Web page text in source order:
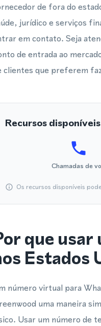
de fora do
jurídico e serviços
em contato. Seja
de entrada ao
clientes que preferem
Recursos disponíveis
Chamadas de
Os recursos disponíveis
que
Estados
número virtual para
uma maneira
Usar um número de